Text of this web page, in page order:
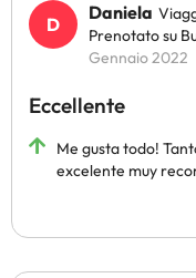
Daniela
Prenotato su
Gennaio 2022
Eccellente
Me gusta todo!
excelente muy